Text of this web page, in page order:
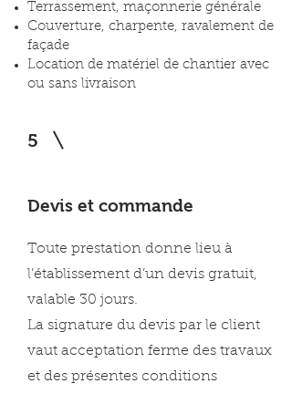
Terrassement, maçonnerie générale
Couverture, charpente, ravalement de
façade
Location de matériel de chantier avec
ou sans livraison
5
Devis et commande
Toute prestation donne lieu à
l’établissement d’un devis gratuit,
valable 30 jours.
La signature du devis par le client
vaut acceptation ferme des travaux
et des présentes conditions